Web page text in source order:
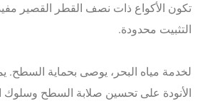
تكون الأكواع ذات نصف القطر القصير
التثبيت محدودة.
لخدمة مياه البحر، يوصى بحماية السطح.
الأنودة على تحسين صلابة السطح وسلوك